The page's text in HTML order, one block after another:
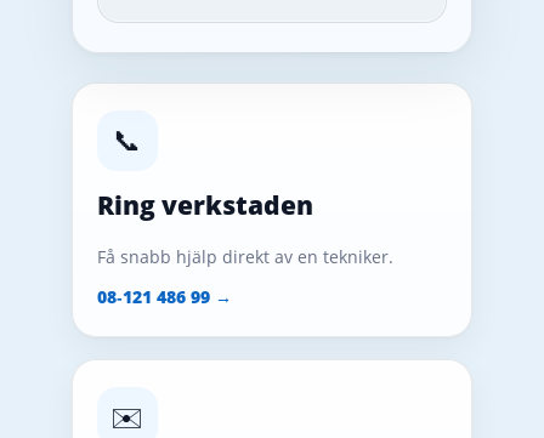
📞
Ring verkstaden
Få snabb hjälp direkt av en tekniker.
08‑121 486 99 →
✉️